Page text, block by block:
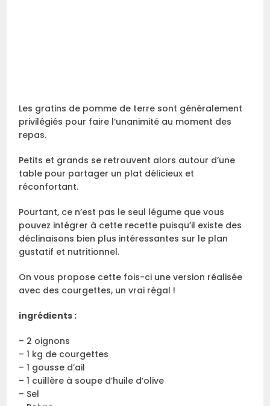
Les gratins de pomme de terre sont généralement
privilégiés pour faire l’unanimité au moment des
repas.
Petits et grands se retrouvent alors autour d’une
table pour partager un plat délicieux et
réconfortant.
Pourtant, ce n’est pas le seul légume que vous
pouvez intégrer à cette recette puisqu’il existe des
déclinaisons bien plus intéressantes sur le plan
gustatif et nutritionnel.
On vous propose cette fois-ci une version réalisée
avec des courgettes, un vrai régal !
ingrédients :
– 2 oignons
– 1 kg de courgettes
– 1 gousse d’ail
– 1 cuillère à soupe d’huile d’olive
– Sel